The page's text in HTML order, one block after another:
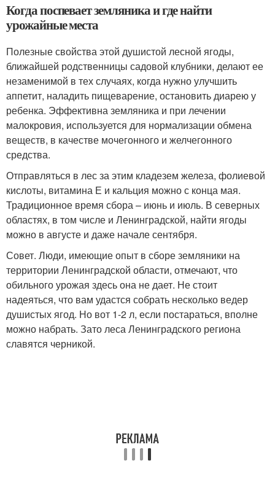
Когда поспевает земляника и где найти
урожайные места
Полезные свойства этой душистой лесной ягоды,
ближайшей родственницы садовой клубники, делают ее
незаменимой в тех случаях, когда нужно улучшить
аппетит, наладить пищеварение, остановить диарею у
ребенка. Эффективна земляника и при лечении
малокровия, используется для нормализации обмена
веществ, в качестве мочегонного и желчегонного
средства.
Отправляться в лес за этим кладезем железа, фолиевой
кислоты, витамина Е и кальция можно с конца мая.
Традиционное время сбора – июнь и июль. В северных
областях, в том числе и Ленинградской, найти ягоды
можно в августе и даже начале сентября.
Совет. Люди, имеющие опыт в сборе земляники на
территории Ленинградской области, отмечают, что
обильного урожая здесь она не дает. Не стоит
надеяться, что вам удастся собрать несколько ведер
душистых ягод. Но вот 1-2 л, если постараться, вполне
можно набрать. Зато леса Ленинградского региона
славятся черникой.